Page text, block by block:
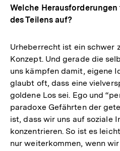
Welche
des Teilens auf?
Urheberrecht ist ein schwer
Konzept. Und gerade die
uns kämpfen damit, eigene
glaubt oft, dass eine
goldene Los sei. Ego und
paradoxe Gefährten der
ist, dass wir uns auf soziale
konzentrieren. So ist es
nur weiterkommen, wenn